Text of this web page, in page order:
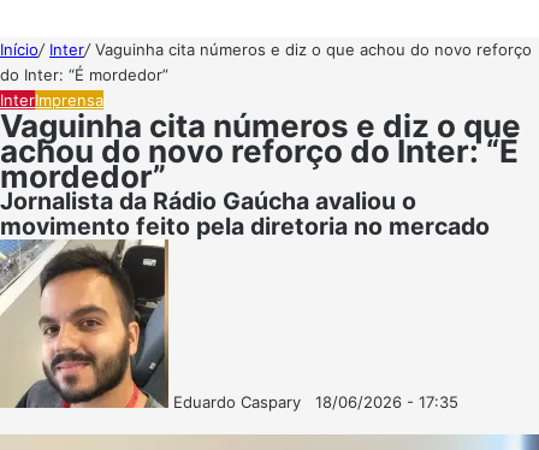
Início/ Inter/Vaguinha cita números e diz o que achou do novo reforço
do Inter: “É mordedor”
InterImprensa
Vaguinha cita números e diz o que
achou do novo reforço do Inter: “É
mordedor”
Jornalista da Rádio Gaúcha avaliou o
movimento feito pela diretoria no mercado
Eduardo Caspary
18/06/2026 - 17:35